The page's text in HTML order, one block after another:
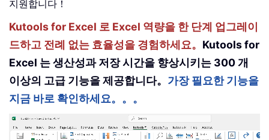
지원합니다！
Kutools for Excel 로 Excel 역량을 한 단계 업그레이
드하고 전례 없는 효율성을 경험하세요。 Kutools for
Excel 는 생산성과 저장 시간을 향상시키는 300 개
이상의 고급 기능을 제공합니다。 가장 필요한 기능을
지금 바로 확인하세요。。。